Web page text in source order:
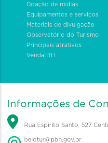
Doação de mídias
Equipamentos e serviços
Materiais de divulgação
Observatório do Turismo
Principais atrativos
Venda BH
Informações de
Rua Espírito Santo, 527
belotur@pbh.gov.br